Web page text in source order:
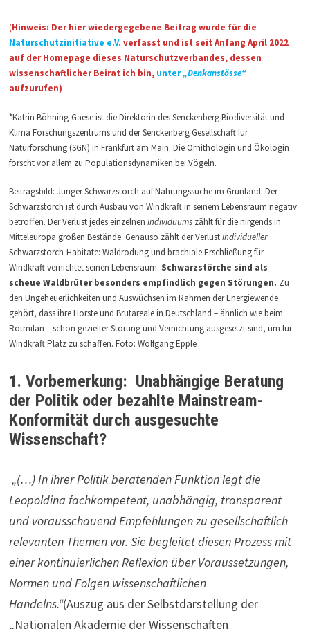
(Hinweis: Der hier wiedergegebene Beitrag wurde für die
Naturschutzinitiative e.V. verfasst und ist seit Anfang April 2022
auf der Homepage dieses Naturschutzverbandes, dessen
wissenschaftlicher Beirat ich bin,unter„Denkanstösse“
aufzurufen)
*Katrin Böhning-Gaese ist die Direktorin des Senckenberg Biodiversität und
Klima Forschungszentrums und der Senckenberg Gesellschaft für
Naturforschung (SGN) in Frankfurt am Main. Die Ornithologin und Ökologin
forscht vor allem zu Populationsdynamiken bei Vögeln.
Beitragsbild: Junger Schwarzstorch auf Nahrungssuche im Grünland. Der
Schwarzstorch ist durch Ausbau von Windkraft in seinem Lebensraum negativ
betroffen. Der Verlust jedes einzelnen Individuumszählt für die nirgends in
Mitteleuropa großen Bestände. Genauso zählt der Verlustindividueller
Schwarzstorch-Habitate: Waldrodung und brachiale Erschließung für
Windkraft vernichtet seinen Lebensraum. Schwarzstörche sind als
scheue Waldbrüter besonders empfindlich gegen Störungen. Zu
den Ungeheuerlichkeiten und Auswüchsen im Rahmen der Energiewende
gehört, dass ihre Horste und Brutareale in Deutschland – ähnlich wie beim
Rotmilan – schon gezielter Störung und Vernichtung ausgesetzt sind, um für
Windkraft Platz zu schaffen. Foto: Wolfgang Epple
1. Vorbemerkung: Unabhängige Beratung
der Politik oder bezahlte Mainstream-
Konformität durch ausgesuchte
Wissenschaft?
„(…) In ihrer Politik beratenden Funktion legt die
Leopoldina fachkompetent, unabhängig, transparent
und vorausschauend Empfehlungen zu gesellschaftlich
relevanten Themen vor. Sie begleitet diesen Prozess mit
einer kontinuierlichen Reflexion über Voraussetzungen,
Normen und Folgen wissenschaftlichen
Handelns.“(Auszug aus der Selbstdarstellung der
„Nationalen Akademie der Wissenschaften